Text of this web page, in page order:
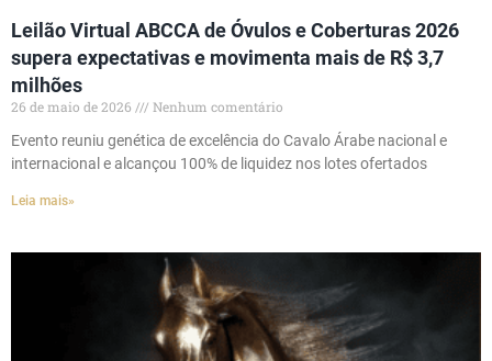
Leilão Virtual ABCCA de Óvulos e Coberturas 2026
supera expectativas e movimenta mais de R$ 3,7
milhões
26 de maio de 2026
Nenhum comentário
Evento reuniu genética de excelência do Cavalo Árabe nacional e
internacional e alcançou 100% de liquidez nos lotes ofertados
Leia mais»